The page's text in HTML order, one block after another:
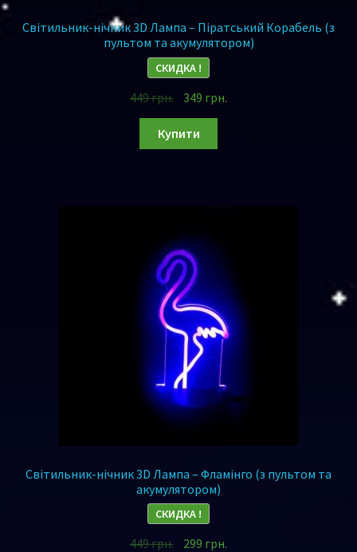
Світильник-нічник 3D Лампа – Піратський Корабель (з
пультом та акумулятором)
СКИДКА !
449грн. 349 грн.
Купити
Світильник-нічник 3D Лампа – Фламінго (з пультом та
акумулятором)
СКИДКА !
449грн. 299 грн.